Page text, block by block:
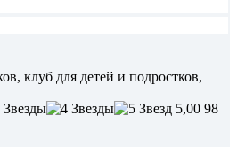
клуб для детей и подростков,
5,00 98